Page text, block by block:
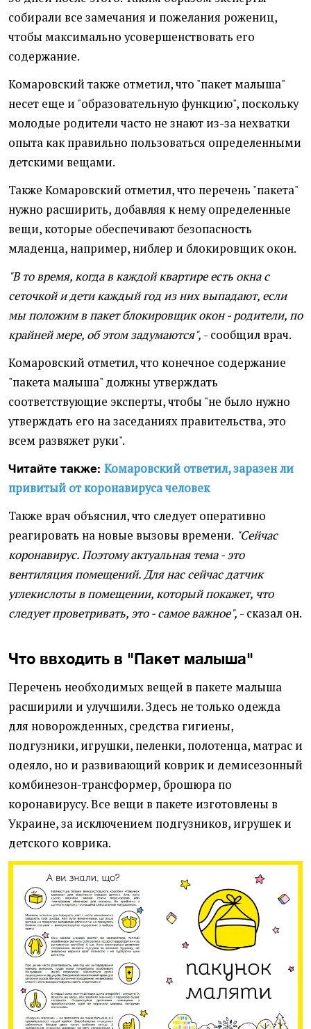
собирали все замечания и пожелания рожениц,
чтобы максимально усовершенствовать его
содержание.
Комаровский также отметил, что "пакет малыша"
несет еще и "образовательную функцию", поскольку
молодые родители часто не знают из-за нехватки
опыта как правильно пользоваться определенными
детскими вещами.
Также Комаровский отметил, что перечень "пакета"
нужно расширить, добавляя к нему определенные
вещи, которые обеспечивают безопасность
младенца, например, ниблер и блокировщик окон.
"В то время, когда в каждой квартире есть окна с
сеточкой и дети каждый год из них выпадают, если
мы положим в пакет блокировщик окон - родители, по
крайней мере, об этом задумаются", - сообщил врач.
Комаровский отметил, что конечное содержание
"пакета малыша" должны утверждать
соответствующие эксперты, чтобы "не было нужно
утверждать его на заседаниях правительства, это
всем развяжет руки".
Читайте также: Комаровский ответил, заразен ли
привитый от коронавируса человек
Также врач объяснил, что следует оперативно
реагировать на новые вызовы времени. "Сейчас
коронавирус. Поэтому актуальная тема - это
вентиляция помещений. Для нас сейчас датчик
углекислоты в помещении, который покажет, что
следует проветривать, это - самое важное", - сказал он.
Что ввходить в "Пакет малыша"
Перечень необходимых вещей в пакете малыша
расширили и улучшили. Здесь не только одежда
для новорожденных, средства гигиены,
подгузники, игрушки, пеленки, полотенца, матрас и
одеяло, но и развивающий коврик и демисезонный
комбинезон-трансформер, брошюра по
коронавирусу. Все вещи в пакете изготовлены в
Украине, за исключением подгузников, игрушек и
детского коврика.